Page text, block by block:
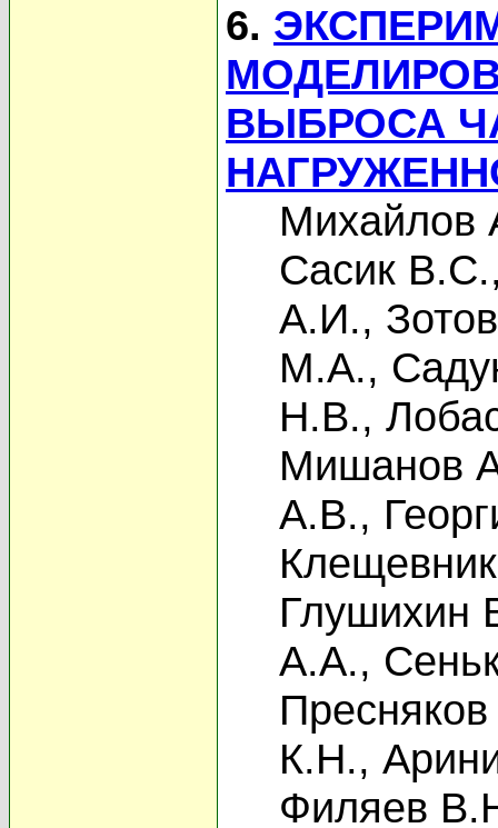
6.
ВЫБРОСА
Михайлов
Сасик В.С.
А.И.,
М.А.,
Н.В.,
Мишанов
А.В.,
Глушихин
А.А.,
К.Н.,
Филяев